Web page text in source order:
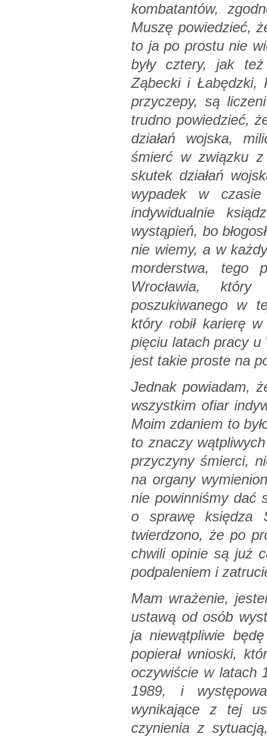
kombatantów,
Muszę powiedzieć,
to ja po prostu nie
były cztery, jak
Ząbecki i Łabędzki,
przyczepy, są
trudno powiedzieć,
działań wojska,
śmierć w związku z
skutek działań
wypadek w
indywidualnie
wystąpień, bo
nie wiemy, a w
morderstwa, tego
Wrocławia,
poszukiwanego w
który robił karierę
pięciu latach pracy u
jest takie proste na
Jednak powiadam,
wszystkim ofiar
Moim zdaniem to
to znaczy
przyczyny śmierci,
na organy
nie powinniśmy dać
o sprawę księdza
twierdzono, że po
chwili opinie są już
podpaleniem i
Mam wrażenie,
ustawą od osób
ja niewątpliwie
popierał wnioski,
oczywiście w latach
1989, i
wynikające z tej
czynienia z